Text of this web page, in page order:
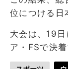
位につける日
大会は、19
ア・FSで決